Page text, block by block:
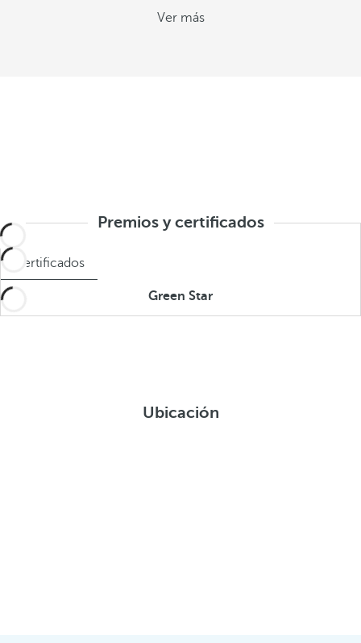
Ver más
Premios y certificados
Certificados
Green Star
Ubicación